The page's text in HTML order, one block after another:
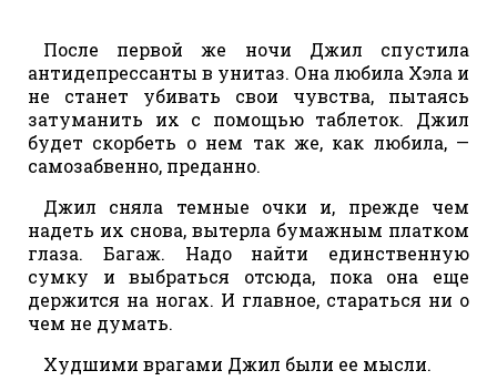
После первой же ночи Джил спустила
антидепрессанты в унитаз. Она любила Хэла и
не станет убивать свои чувства, пытаясь
затуманить их с помощью таблеток. Джил
будет скорбеть о нем так же, как любила, —
самозабвенно, преданно.
Джил сняла темные очки и, прежде чем
надеть их снова, вытерла бумажным платком
глаза. Багаж. Надо найти единственную
сумку и выбраться отсюда, пока она еще
держится на ногах. И главное, стараться ни о
чем не думать.
Худшими врагами Джил были ее мысли.